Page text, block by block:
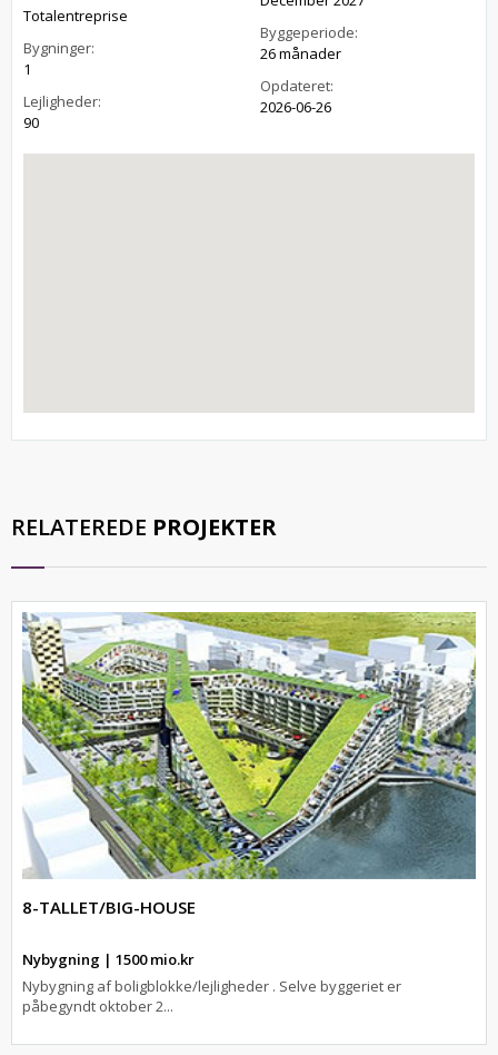
Totalentreprise
Bygninger:
1
Lejligheder:
90
Byggeperiode:
26 månader
Opdateret:
2026-06-26
RELATEREDE PROJEKTER
8-TALLET/BIG-HOUSE
Nybygning | 1500 mio.kr
Nybygning af boligblokke/lejligheder . Selve byggeriet er
påbegyndt oktober 2...